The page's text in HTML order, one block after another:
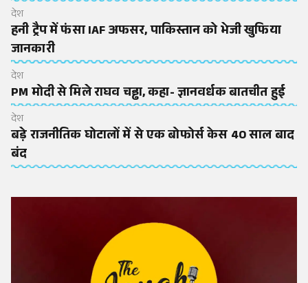
देश
हनी ट्रैप में फंसा IAF अफसर, पाकिस्तान को भेजी खुफिया
जानकारी
देश
PM मोदी से मिले राघव चड्ढा, कहा- ज्ञानवर्धक बातचीत हुई
देश
बड़े राजनीतिक घोटालों में से एक बोफोर्स केस 40 साल बाद
बंद